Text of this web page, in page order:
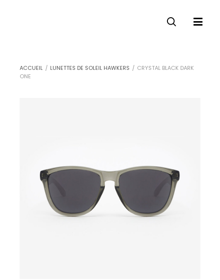
ACCUEIL / LUNETTES DE SOLEIL HAWKERS / CRYSTAL BLACK DARK
ONE